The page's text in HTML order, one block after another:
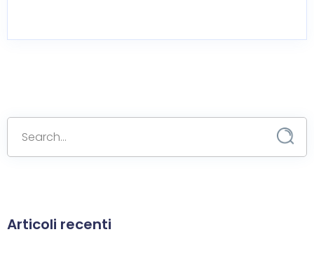
Articoli recenti